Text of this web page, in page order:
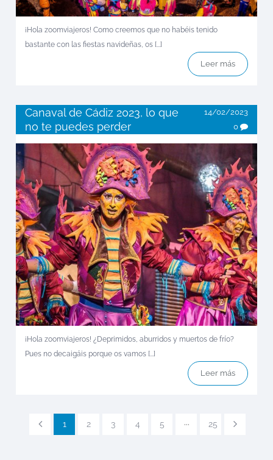
¡Hola zoomviajeros! Como creemos que no habéis tenido
bastante con las fiestas navideñas, os [...]
Leer más
Canaval de Cádiz 2023, lo que
no te puedes perder
14/02/2023
0
¡Hola zoomviajeros! ¿Deprimidos, aburridos y muertos de frío?
Pues no decaigáis porque os vamos [...]
Leer más
1 2 3 4 5 ··· 25